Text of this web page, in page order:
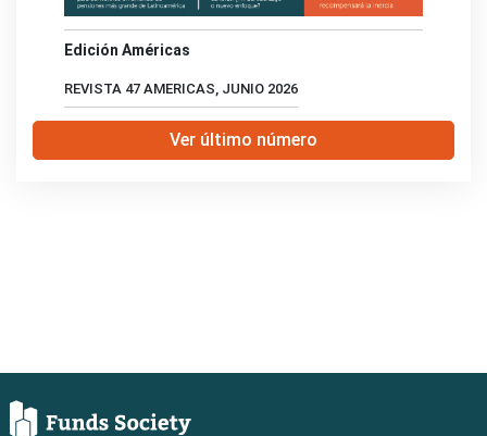
Edición Américas
REVISTA 47 AMERICAS, JUNIO 2026
Ver último número